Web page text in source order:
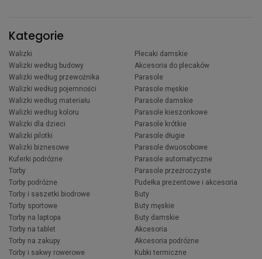
Kategorie
Walizki
Walizki według budowy
Walizki według przewoźnika
Walizki według pojemności
Walizki według materiału
Walizki według koloru
Walizki dla dzieci
Walizki pilotki
Walizki biznesowe
Kuferki podróżne
Torby
Torby podróżne
Torby i saszetki biodrowe
Torby sportowe
Torby na laptopa
Torby na tablet
Torby na zakupy
Torby i sakwy rowerowe
Plecaki damskie
Akcesoria do plecaków
Parasole
Parasole męskie
Parasole damskie
Parasole kieszonkowe
Parasole krótkie
Parasole długie
Parasole dwuosobowe
Parasole automatyczne
Parasole przeźroczyste
Pudełka prezentowe i akcesoria
Buty
Buty męskie
Buty damskie
Akcesoria
Akcesoria podróżne
Kubki termiczne